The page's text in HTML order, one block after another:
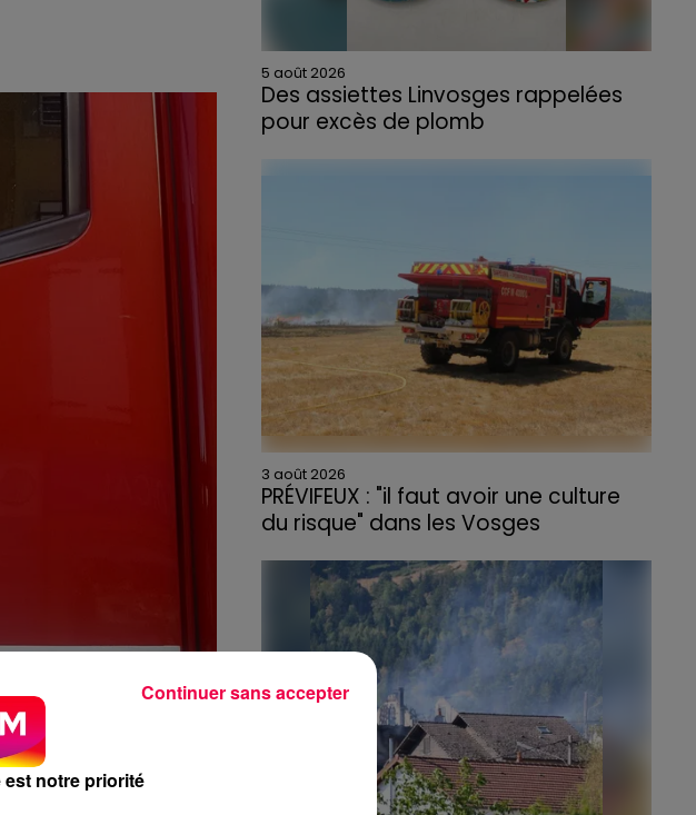
5 août 2026
Des assiettes Linvosges rappelées
pour excès de plomb
3 août 2026
PRÉVIFEUX : "il faut avoir une culture
du risque" dans les Vosges
est notre priorité
Continuer sans accepter